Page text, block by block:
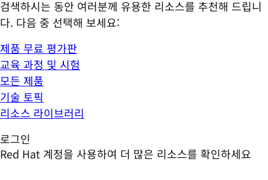
검색하시는 동안 여러분께 유용한 리소스를 추천해 드립니
다. 다음 중 선택해 보세요:
제품 무료 평가판
교육 과정 및 시험
모든 제품
기술 토픽
리소스 라이브러리
로그인
Red Hat 계정을 사용하여 더 많은 리소스를 확인하세요